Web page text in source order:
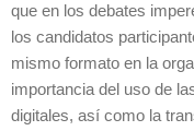
que en los debates
los candidatos
mismo formato en la
importancia del uso de
digitales, así como la